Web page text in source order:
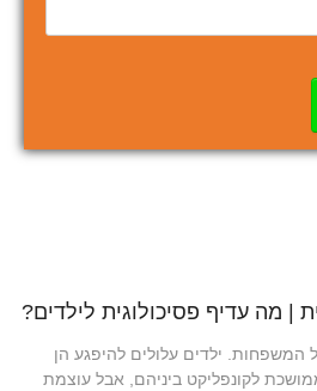
| מה עדיף פסיכולוגית לילדים?
ילדים עלולים להיפגע הן
לקונפליקט ביניהם, אבל עוצמת